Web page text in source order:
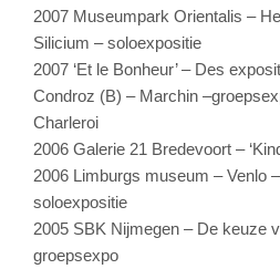
2007 Museumpark Orientalis –
Silicium – soloexpositie
2007 ‘Et le Bonheur’ – Des
Condroz (B) – Marchin
Charleroi
2006 Galerie 21 Bredevoort –
2006 Limburgs museum – Venlo
soloexpositie
2005 SBK Nijmegen – De keuze
groepsexpo